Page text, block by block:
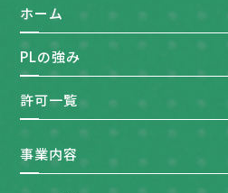
ホーム
PLの強み
許可一覧
事業内容